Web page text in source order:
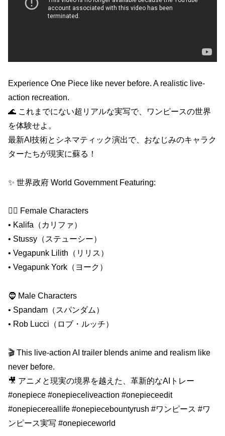
Experience One Piece like never before. A realistic live-
action recreation.
🌊 これまでにない超リアルな実写で、ワンピースの世界
を体験せよ。
最新AI技術とシネマティック演出で、おなじみのキャラク
ターたちが現実に蘇る！
✨ 世界政府 World Government Featuring:
🧜‍♀️ Female Characters
• Kalifa（カリファ）
• Stussy（ステューシー）
• Vegapunk Lilith（リリス）
• Vegapunk York（ヨーク）
🧔 Male Characters
• Spandam（スパンダム）
• Rob Lucci（ロブ・ルッチ）
🎬 This live-action AI trailer blends anime and realism like
never before.
🎥 アニメと現実の境界を越えた、革新的なAIトレー
#onepiece #onepieceliveaction #onepieceedit
#onepiecereallife #onepiecebountyrush #ワンピース #ワ
ンピース実写 #onepieceworld